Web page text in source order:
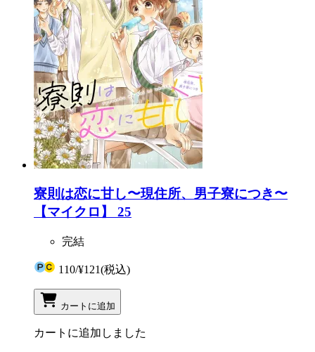
寮則は恋に甘し〜現住所、男子寮につき〜
【マイクロ】 25
完結
110/¥121(税込)
カートに追加
カートに追加しました